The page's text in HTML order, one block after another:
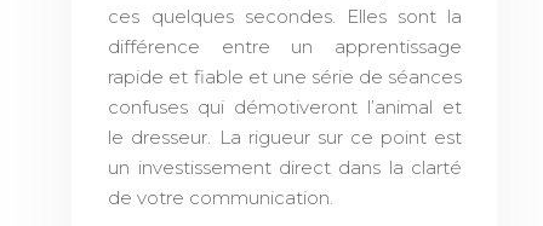
ces quelques secondes. Elles sont la
différence entre un apprentissage
rapide et fiable et une série de séances
confuses qui démotiveront l’animal et
le dresseur. La rigueur sur ce point est
un investissement direct dans la clarté
de votre communication.